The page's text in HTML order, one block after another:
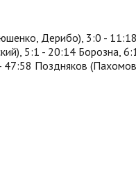
Дерибо), 3:0 -
5:1 - 20:14 Борозна,
47:58 Поздняков